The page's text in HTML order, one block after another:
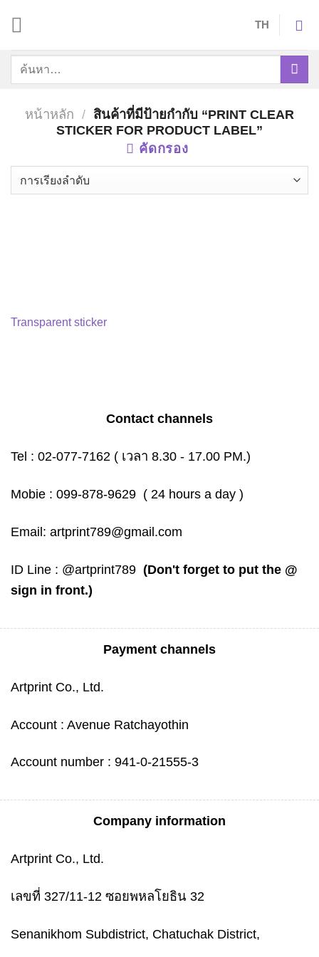
content
TH
ค้นหา:
หน้าหลัก / สินค้าที่มีป้ายกำกับ “PRINT CLEAR
STICKER FOR PRODUCT LABEL”
คัดกรอง
Transparent sticker
Contact channels
Tel : 02-077-7162 ( เวลา 8.30 - 17.00 PM.)
Mobie : 099-878-9629 ( 24 hours a day )
Email: artprint789@gmail.com
ID Line : @artprint789 (Don't forget to put the @
sign in front.)
Payment channels
Artprint Co., Ltd.
Account : Avenue Ratchayothin
Account number : 941-0-21555-3
Company information
Artprint Co., Ltd.
เลขที่ 327/11-12 ซอยพหลโยธิน 32
Senanikhom Subdistrict, Chatuchak District,